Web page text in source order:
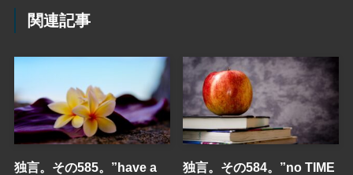
関連記事
独言。その585。”have a
独言。その584。”no TIME